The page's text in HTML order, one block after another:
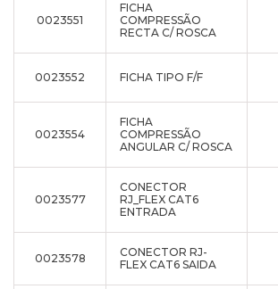
0023551
FICHA
COMPRESSÃO
RECTA C/ ROSCA
0023552 FICHA TIPO F/F
0023554
FICHA
COMPRESSÃO
ANGULAR C/ ROSCA
0023577
CONECTOR
RJ_FLEX CAT6
ENTRADA
0023578
CONECTOR RJ-
FLEX CAT6 SAIDA